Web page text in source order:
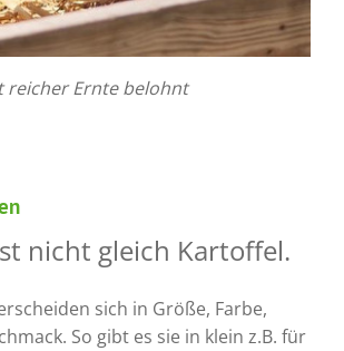
Ernte belohnt
nicht gleich Kartoffel.
sich in Größe, Farbe,
So gibt es sie in klein z.B. für